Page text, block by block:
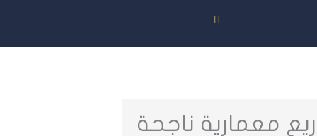
معمارية ناجحة